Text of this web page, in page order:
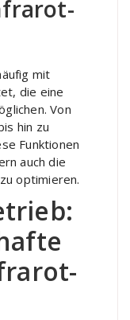
mit
die eine
Von
hin zu
Funktionen
auch die
optimieren.